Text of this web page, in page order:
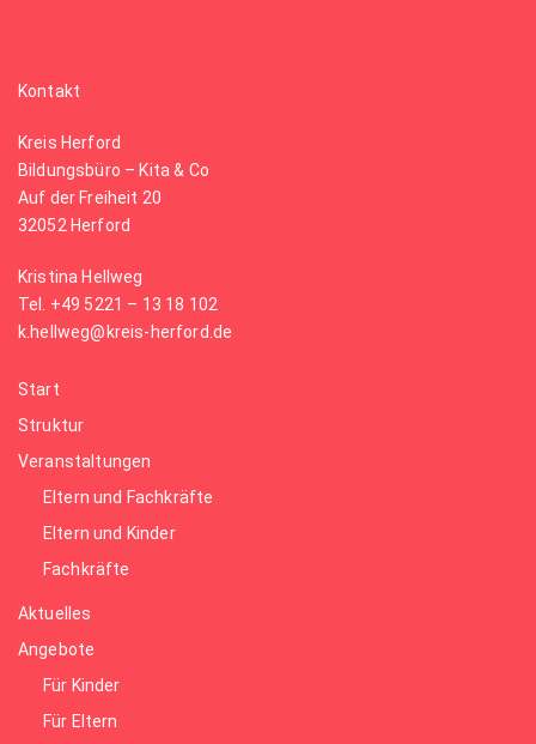
Kontakt
Kreis Herford
Bildungsbüro – Kita & Co
Auf der Freiheit 20
32052 Herford
Kristina Hellweg
Tel. +49 5221 – 13 18 102
k.hellweg@kreis-herford.de
Start
Struktur
Veranstaltungen
Eltern und Fachkräfte
Eltern und Kinder
Fachkräfte
Aktuelles
Angebote
Für Kinder
Für Eltern